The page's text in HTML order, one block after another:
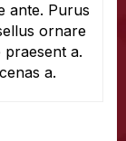
ante. Purus
ornare
praesent a.
a.